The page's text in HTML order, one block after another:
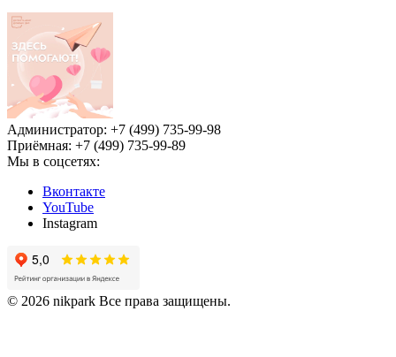
Администратор: +7 (499) 735-99-98
Приёмная: +7 (499) 735-99-89
Мы в соцсетях:
Вконтакте
YouTube
Instagram
© 2026 nikpark Все права защищены.